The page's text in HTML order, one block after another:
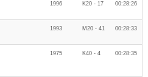
1996 K20 - 17 00:28:26
1993 M20 - 41 00:28:33
1975 K40 - 4 00:28:35